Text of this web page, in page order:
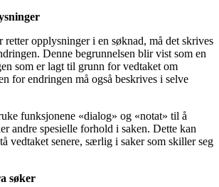
retter opplysninger i en søknad, må det skrives
Denne begrunnelsen blir vist som en
som er lagt til grunn for vedtaket om
for endringen må også beskrives i selve
funksjonene «dialog» og «notat» til å
andre spesielle forhold i saken. Dette kan
vedtaket senere, særlig i saker som skiller seg
søker